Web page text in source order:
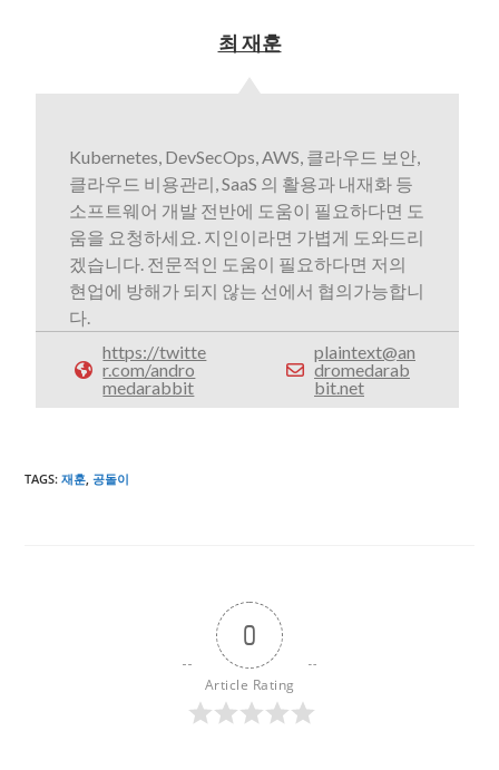
최 재훈
Kubernetes, DevSecOps, AWS, 클라우드 보안,
클라우드 비용관리, SaaS 의 활용과 내재화 등
소프트웨어 개발 전반에 도움이 필요하다면 도
움을 요청하세요. 지인이라면 가볍게 도와드리
겠습니다. 전문적인 도움이 필요하다면 저의
현업에 방해가 되지 않는 선에서 협의가능합니
다.
https://twitte
r.com/andro
medarabbit
plaintext@an
dromedarab
bit.net
TAGS:재훈, 공돌이
0
Article Rating